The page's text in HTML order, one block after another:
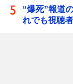
“爆死”報道
れでも視聴